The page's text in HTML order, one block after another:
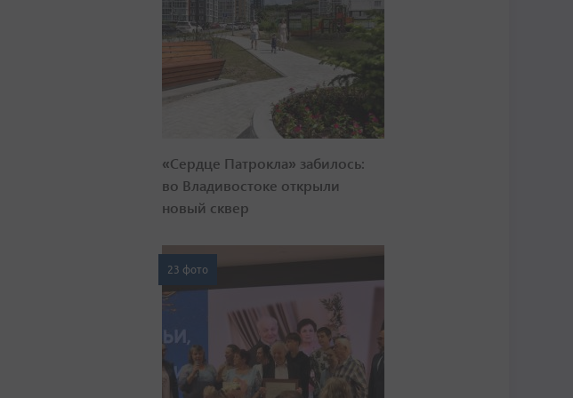
«Сердце Патрокла» забилось:
во Владивостоке открыли
новый сквер
23 фото